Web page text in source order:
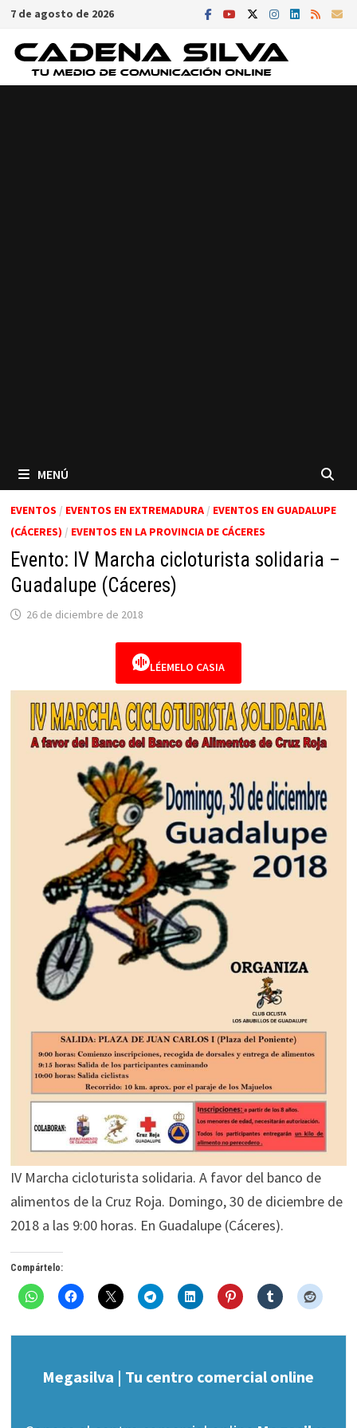
Saltar
contenido
7 de agosto de 2026
MENÚ
EVENTOS / EVENTOS EN EXTREMADURA/ EVENTOS EN GUADALUPE
(CÁCERES) / EVENTOS EN LA PROVINCIA DE CÁCERES
Evento: IV Marcha cicloturista solidaria –
Guadalupe (Cáceres)
26 de diciembre de 2018
LÉEMELO CASIA
IV Marcha cicloturista solidaria. A favor del banco de
alimentos de la Cruz Roja. Domingo, 30 de diciembre de
2018 a las 9:00 horas. En Guadalupe (Cáceres).
Compártelo:
Megasilva | Tu centro comercial online